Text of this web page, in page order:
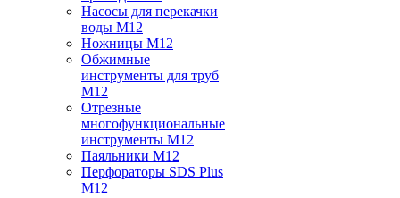
Насосы для перекачки
воды M12
Ножницы M12
Обжимные
инструменты для труб
M12
Отрезные
многофункциональные
инструменты M12
Паяльники M12
Перфораторы SDS Plus
M12